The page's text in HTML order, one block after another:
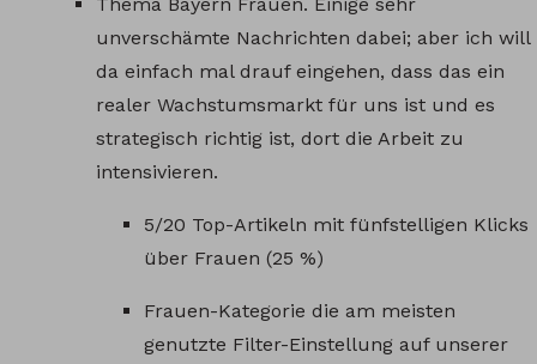
unverschämte Nachrichten dabei; aber ich will
da einfach mal drauf eingehen, dass das ein
realer Wachstumsmarkt für uns ist und es
strategisch richtig ist, dort die Arbeit zu
intensivieren.
5/20 Top-Artikeln mit fünfstelligen Klicks
über Frauen (25 %)
Frauen-Kategorie die am meisten
genutzte Filter-Einstellung auf unserer